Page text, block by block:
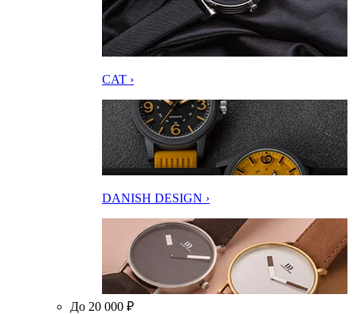
CAT ›
DANISH DESIGN ›
До 20 000 ₽